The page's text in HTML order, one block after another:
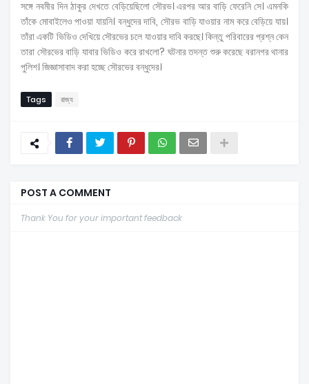
সঙ্গে নবমীর দিন ঠাকুর দেখতে বেড়িয়েছিলো সৌরভ। এরপর আর বাড়ি ফেরেনি সে। এমনকি
তাঁকে মোবাইলেও পাওয়া যায়নি। বন্ধুদের দাবি, সৌরভ বাড়ি যাওয়ার নাম করে বেড়িয়ে যায়।
তাঁরা একটি ভিডিও দেখিয়ে সৌরভের চলে যাওয়ার দাবি করছে। কিন্তু পরিবারের প্রশ্ন কেন
তারা সৌরভের বাড়ি যাবার ভিডিও করে রাখলো? ঘটনার তদন্ত শুরু করেছে বরানগর থানার
পুলিশ। জিজ্ঞাসাবাদ করা হচ্ছে সৌরভের বন্ধুদের।
Tags রাজ্য
POST A COMMENT
Thank You for your important feedback